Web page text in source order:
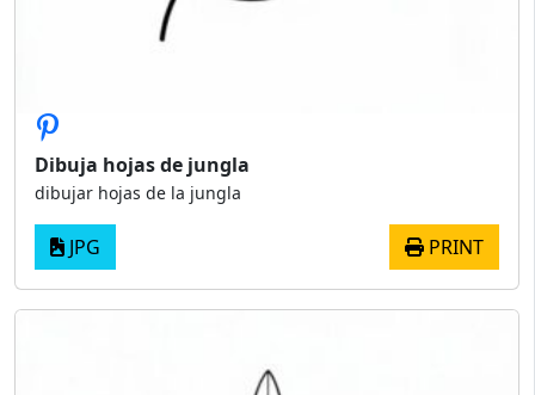
Dibuja hojas de jungla
dibujar hojas de la jungla
JPG PRINT